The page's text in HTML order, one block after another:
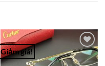
Giảm giá!
Add to
Wishlist